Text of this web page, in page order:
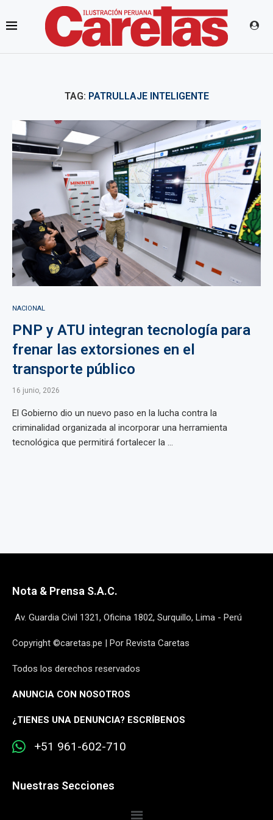
TAG: PATRULLAJE INTELIGENTE
NACIONAL
PNP y ATU integran tecnología para
frenar las extorsiones en el
transporte público
16 junio, 2026
El Gobierno dio un nuevo paso en la lucha contra la
criminalidad organizada al incorporar una herramienta
tecnológica que permitirá fortalecer la ...
Nota & Prensa S.A.C.
Av. Guardia Civil 1321, Oficina 1802, Surquillo, Lima - Perú
Copyright ©caretas.pe | Por Revista Caretas
Todos los derechos reservados
ANUNCIA CON NOSOTROS
¿TIENES UNA DENUNCIA? ESCRÍBENOS
+51 961-602-710
Nuestras Secciones